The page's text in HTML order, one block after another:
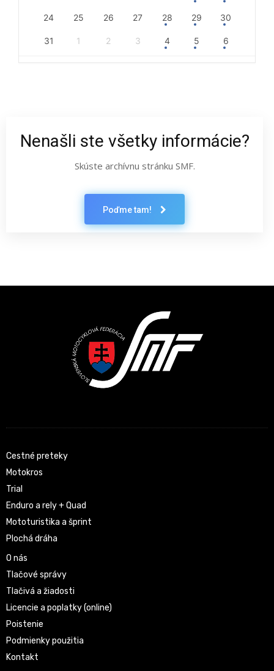
24 25 26 27 28 29 30
31 1 2 3 4 5 6
Nenašli ste všetky informácie?
Skúste archívnu stránku SMF.
Poďme tam!
Cestné preteky
Motokros
Trial
Enduro a rely + Quad
Mototuristika a šprint
Plochá dráha
O nás
Tlačové správy
Tlačivá a žiadosti
Licencie a poplatky (online)
Poistenie
Podmienky použitia
Kontakt